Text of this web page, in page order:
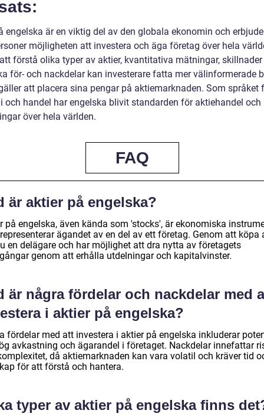
engelska är en viktig del av den globala ekonomin och
möjligheten att investera och äga företag över hela
förstå olika typer av aktier, kvantitativa mätningar,
för- och nackdelar kan investerare fatta mer välinformerade
att placera sina pengar på aktiemarknaden. Som språket
och handel har engelska blivit standarden för aktiehandel och
över hela världen.
FAQ
är aktier på engelska?
på engelska, även kända som 'stocks', är ekonomiska
ägandet av en del av ett företag. Genom att köpa
en delägare och har möjlighet att dra nytta av företagets
genom att erhålla utdelningar och kapitalvinster.
är några fördelar och nackdelar med
i aktier på engelska?
fördelar med att investera i aktier på engelska inkluderar
avkastning och ägarandel i företaget. Nackdelar innefattar
då aktiemarknaden kan vara volatil och kräver tid
för att förstå och hantera.
typer av aktier på engelska finns